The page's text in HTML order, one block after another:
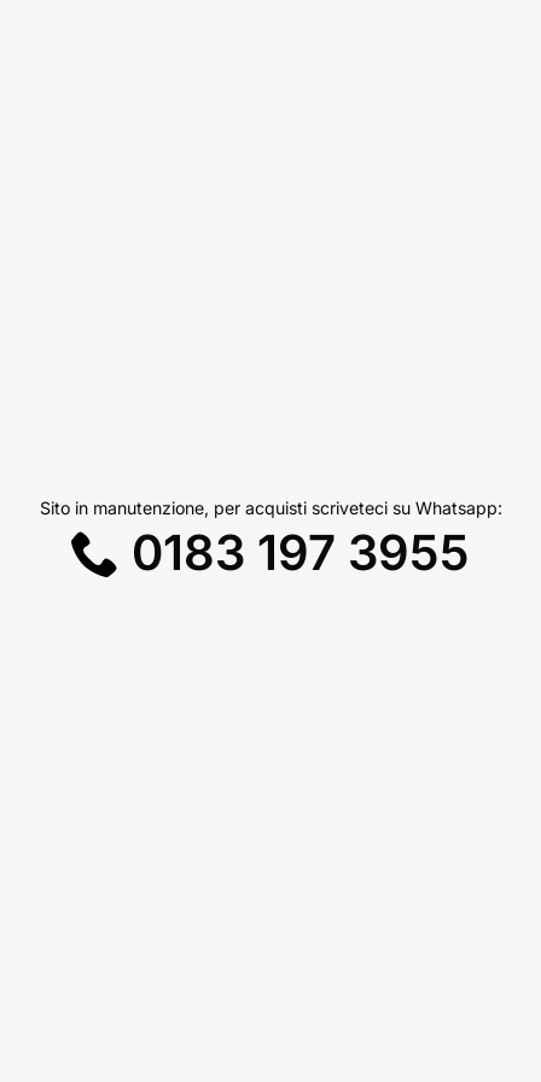
Sito in manutenzione, per acquisti scriveteci su Whatsapp:
0183 197 3955